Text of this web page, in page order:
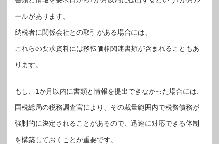
ールがあります。
納税者に関係会社との取引がある場合には、
これらの要求資料には移転価格関連書類が含まれることもあ
ります。
もし、1か月以内に書類と情報を提出できなかった場合には、
国税総局の税務調査官により、その裁量範囲内で税務債務が
強制的に決定されることがあるので、迅速に対応できる体制
を構築しておくことが重要です。